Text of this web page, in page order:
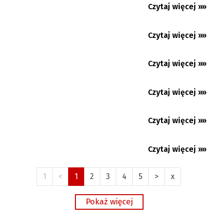
27.07.2026
Czytaj więcej »»
27.07.2026
Czytaj więcej »»
24.07.2026
Czytaj więcej »»
23.07.2026
Debiut Lewandowskiego w Chicago Fire
Czytaj więcej »»
21.07.2026
Więcej pytań, niż odpowiedzi. Huśtawka
Czytaj więcej »»
21.07.2026
Bieg „O Gliniany Dzbanek Mleka”. Można się
Czytaj więcej »»
1 < 1 2 3 4 5 > x